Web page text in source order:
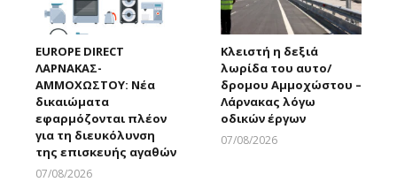
EUROPE DIRECT
ΛΑΡΝΑΚΑΣ-
ΑΜΜΟΧΩΣΤΟΥ: Νέα
δικαιώματα
εφαρμόζονται πλέον
για τη διευκόλυνση
της επισκευής αγαθών
07/08/2026
Κλειστή η δεξιά
λωρίδα του αυτο/
δρομου Αμμοχώστου –
Λάρνακας λόγω
οδικών έργων
07/08/2026